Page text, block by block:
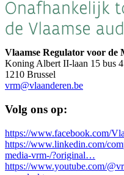
Vlaamse Regulator voor de
Koning Albert II-laan 15 bus
1210 Brussel
vrm@vlaanderen.be
Volg ons op:
https://www.facebook.com/
https://www.linkedin.com/
media-vrm-/?original…
https://www.youtube.com/